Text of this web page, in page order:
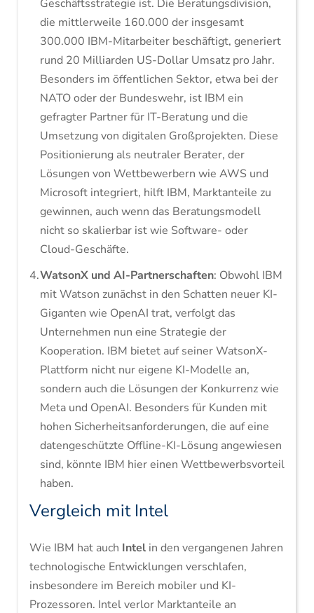
Geschäftsstrategie ist. Die Beratungsdivision,
die mittlerweile 160.000 der insgesamt
300.000 IBM-Mitarbeiter beschäftigt, generiert
rund 20 Milliarden US-Dollar Umsatz pro Jahr.
Besonders im öffentlichen Sektor, etwa bei der
NATO oder der Bundeswehr, ist IBM ein
gefragter Partner für IT-Beratung und die
Umsetzung von digitalen Großprojekten. Diese
Positionierung als neutraler Berater, der
Lösungen von Wettbewerbern wie AWS und
Microsoft integriert, hilft IBM, Marktanteile zu
gewinnen, auch wenn das Beratungsmodell
nicht so skalierbar ist wie Software- oder
Cloud-Geschäfte.
WatsonX und AI-Partnerschaften: Obwohl IBM
mit Watson zunächst in den Schatten neuer KI-
Giganten wie OpenAI trat, verfolgt das
Unternehmen nun eine Strategie der
Kooperation. IBM bietet auf seiner WatsonX-
Plattform nicht nur eigene KI-Modelle an,
sondern auch die Lösungen der Konkurrenz wie
Meta und OpenAI. Besonders für Kunden mit
hohen Sicherheitsanforderungen, die auf eine
datengeschützte Offline-KI-Lösung angewiesen
sind, könnte IBM hier einen Wettbewerbsvorteil
haben.
Vergleich mit Intel
Wie IBM hat auch Intelin den vergangenen Jahren
technologische Entwicklungen verschlafen,
insbesondere im Bereich mobiler und KI-
Prozessoren. Intel verlor Marktanteile an